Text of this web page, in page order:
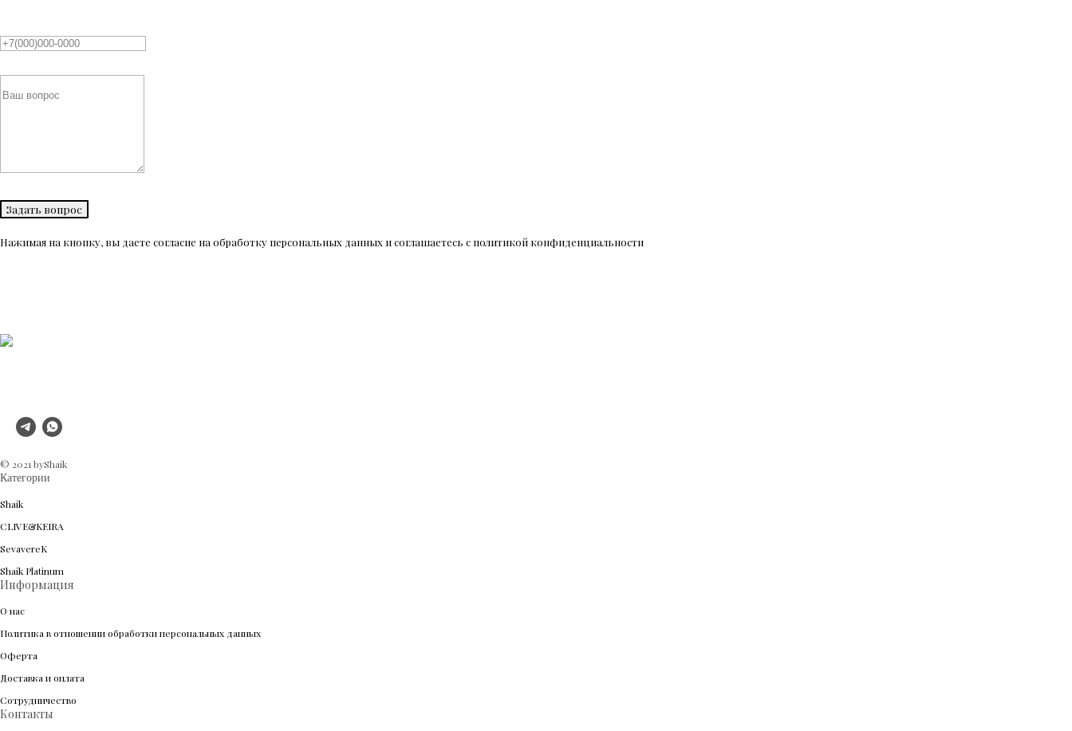
Задать вопрос
Нажимая на кнопку, вы даете согласие на обработку персональных данных и соглашаетесь c политикой конфиденциальности
© 2021 byShaik
Категории
Shaik
CLIVE&KEIRA
SevavereK
Shaik Platinum
Информация
О нас
Политика в отношении обработки персональных данных
Оферта
Доставка и оплата
Сотрудничество
Контакты